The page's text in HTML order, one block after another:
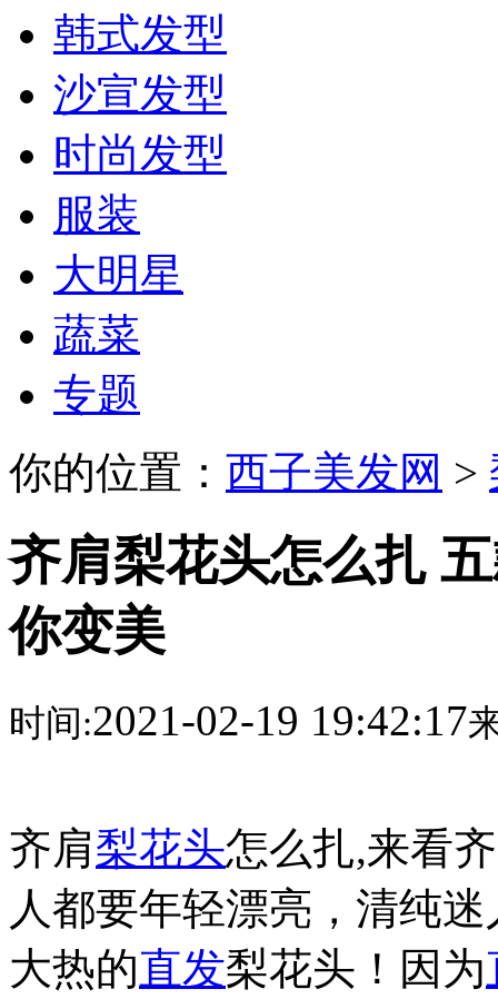
韩式发型
沙宣发型
时尚发型
服装
大明星
蔬菜
专题
你的位置： 西子美发网 >
齐肩梨花头怎么扎
你变美
时间:2021-02-19 19:42:17
齐肩梨花头怎么扎,来看
人都要年轻漂亮，清纯
大热的直发梨花头！因为